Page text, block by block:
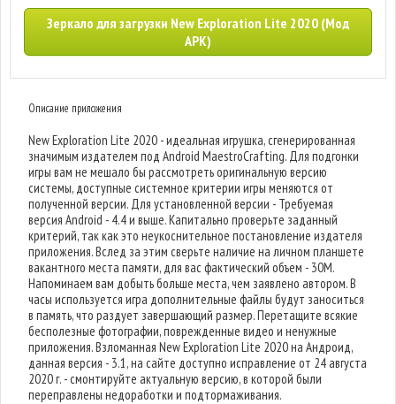
Зеркало для загрузки New Exploration Lite 2020 (Мод
APK)
Описание приложения
New Exploration Lite 2020 - идеальная игрушка, сгенерированная
значимым издателем под Android MaestroCrafting. Для подгонки
игры вам не мешало бы рассмотреть оригинальную версию
системы, доступные системное критерии игры меняются от
полученной версии. Для установленной версии - Требуемая
версия Android - 4.4 и выше. Капитально проверьте заданный
критерий, так как это неукоснительное постановление издателя
приложения. Вслед за этим сверьте наличие на личном планшете
вакантного места памяти, для вас фактический объем - 30M.
Напоминаем вам добыть больше места, чем заявлено автором. В
часы используется игра дополнительные файлы будут заноситься
в память, что раздует завершающий размер. Перетащите всякие
бесполезные фотографии, поврежденные видео и ненужные
приложения. Взломанная New Exploration Lite 2020 на Андроид,
данная версия - 3.1, на сайте доступно исправление от 24 августа
2020 г. - смонтируйте актуальную версию, в которой были
переправлены недоработки и подтормаживания.